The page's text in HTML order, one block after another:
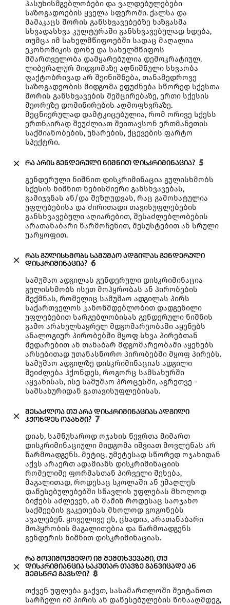
პასუხისმგებლობები და ვალდებულებები
საზოგადოების ყველა სფეროში. ქალსა და
მამაკაცს შორის განსხვავებებზე ხაზგასმა
სხვადასხვა კულტურაში განსხვავებულად ხდება,
თუმცა იმ სახელმწიფოებში სადაც მაღალია
ეკონომიკის დონე და სახელმწიფოს
მმართველობა დამყარებულია დემოკრატიულ,
ლიბერალურ მიდგომაზე აღნიშნული სხვაობა
ფაქტობრივად არ შეინიშნება, თანამედროვე
საზოგადეობის მიდგომა ეფუძნება სწორედ სქესთა
შორის განსხვავების შემცირებაზე, ერთი სქესის
მეორეზე დომინირების აღმოფხვრაზე.
მეცნიერულად დამტკიცებულია, რომ ორივე სქესს
ერთნაირად შეუძლიათ შეითავსონ ერთმანეთის
საქმიანობების, უნარების, ქცევების ფარტო
სპექტრი.
რა არის გენდერული ნიშნით დისკრიმინაცია? 5
გენდერული ნიშნით დისკრიმინაცია გულისხმობს
სქესის ნიშნით ნებისმიერი განსხვავებას,
გამიჯვნას ან/და შეზღუდვას, რაც გამოხატულია
უფლებებისა და ძირითადი თავისუფლებების
განსხვავებული აღიარებით, შესაძლებლობების
არათანაბარი წარმოჩენით, შესუსტებით ან სრული
უარყოფით.
რას გულისხმობს სამუშაო ადგილას გენდერული
დისკრიმინაცია? 6
სამუშაო ადგილას გენდერული დისკრიმინაცია
გულისხმობს ისეთ მოპყრობას ან პირობების
შექმნას, რომელიც სამუშაო ადგილას პირს
საქართველოს კანონმდებლობით დადგენილი
უფლებებით სარგებლობისას გენდერული ნიშნის
გამო არახელსაყრელ მდგომარეობაში აყენებს
ანალოგიურ პირობებში მყოფ სხვა პირებთან
შედარებით ან თანაბარ მდგომარეობაში აყენებს
არსებითად უთანასწორო პირობებში მყოფ პირებს.
სამუშაო ადგილზე დისკრიმინაციას ადგილი
შეიძლება ჰქონდეს, როგორც სამსახურში
აყვანისას, ისე სამუშაო პროცესში, აგრეთვე -
სამსახურიდან გათავისუფლებისას.
შესაძლოა თუ არა დისკრიმინაციას ადგილი
ჰქონდეს ოჯახში? 7
დიახ, სამწუხაროდ ოჯახის წევრთა მიმართ
დისკრიმინაციული მიდგომა იშვიათ მოვლენას არ
წარმოადგენს. მეტიც, უმეტესად სწორედ ოჯახიდან
აქვს არაერთ ადამიანს დისკრიმინაციის
რომელიმე ფორმასთან პირველი შეხება,
მაგალითად, როდესაც სკოლაში ან უმაღლეს
დაწესებულებებში სწავლის უფლებას მხოლოდ
ბიჭებს აძლევენ, ან მაშინ როდესაც საოჯახო
საქმეების გაკეთებას მხოლოდ გოგონებს
ავალებენ. ყოველივე ეს, ცხადია, არათანაბარი
მოპყრობის მაგალითებია და წარმოადგენს
გენდერის ნიშნით დისკრიმინაციას.
რა მოვიმოქმედო იმ შემთხვევაში, თუ
დისკრიმიანცია საკუთარ თავზე განვიცადე ან
შემსწრე გავხდი? 8
თქვენ უფლება გაქვთ, სასამართლოში შეიტანოთ
სარჩელი იმ პირის ან დაწესებულების წინააღმდეგ,